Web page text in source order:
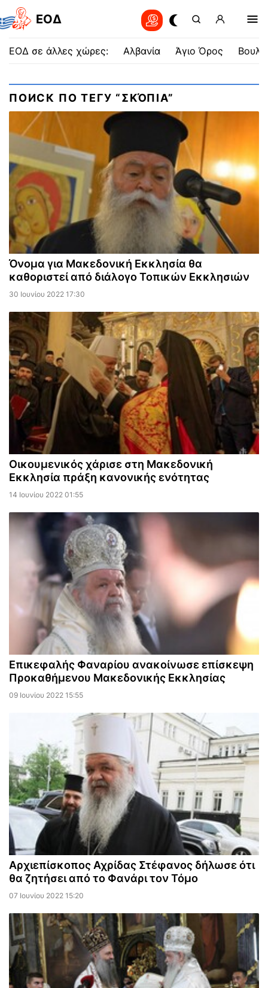
EOΔ
ΕΟΔ σε άλλες χώρες: Αλβανία Άγιο Όρος
ПОИСК ПО ТЕГУ “ΣΚΌΠΙΑ”
Όνομα για Μακεδονική Εκκλησία θα
καθοριστεί από διάλογο Τοπικών Εκκλησιών
30 Ιουνίου 2022 17:30
Οικουμενικός χάρισε στη Μακεδονική
Εκκλησία πράξη κανονικής ενότητας
14 Ιουνίου 2022 01:55
Επικεφαλής Φαναρίου ανακοίνωσε επίσκεψη
Προκαθήμενου Μακεδονικής Εκκλησίας
09 Ιουνίου 2022 15:55
Αρχιεπίσκοπος Αχρίδας Στέφανος δήλωσε ότι
θα ζητήσει από το Φανάρι τον Τόμο
07 Ιουνίου 2022 15:20